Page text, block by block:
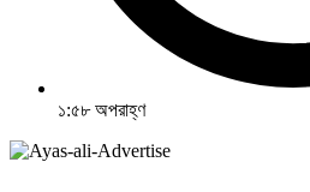
১:৫৮ অপরাহ্ণ